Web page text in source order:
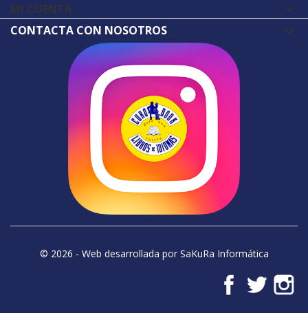
MI CUENTA 
CONTACTA CON NOSOTROS
© 2026 - Web desarrollada por SaKuRa Informática